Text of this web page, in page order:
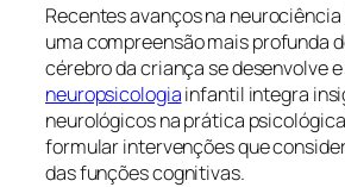
Recentes avanços na
uma compreensão mais profunda
cérebro da criança se desenvolve
neuropsicologiainfantil integra
neurológicos na prática
formular intervenções que
das funções cognitivas.